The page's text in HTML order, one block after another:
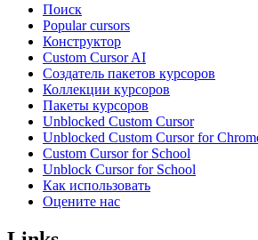
Поиск
Popular cursors
Конструктор
Custom Cursor AI
Создатель пакетов курсоров
Коллекции курсоров
Пакеты курсоров
Unblocked Custom Cursor
Unblocked Custom Cursor for
Custom Cursor for School
Unblock Cursor for School
Как использовать
Оцените нас